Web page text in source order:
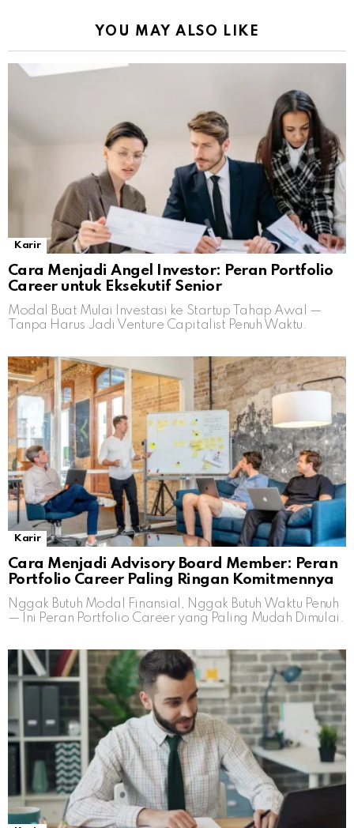
YOU MAY ALSO LIKE
Karir
Cara Menjadi Angel Investor: Peran Portfolio
Career untuk Eksekutif Senior
Modal Buat Mulai Investasi ke Startup Tahap Awal —
Tanpa Harus Jadi Venture Capitalist Penuh Waktu.
Karir
Cara Menjadi Advisory Board Member: Peran
Portfolio Career Paling Ringan Komitmennya
Nggak Butuh Modal Finansial, Nggak Butuh Waktu Penuh
— Ini Peran Portfolio Career yang Paling Mudah Dimulai.